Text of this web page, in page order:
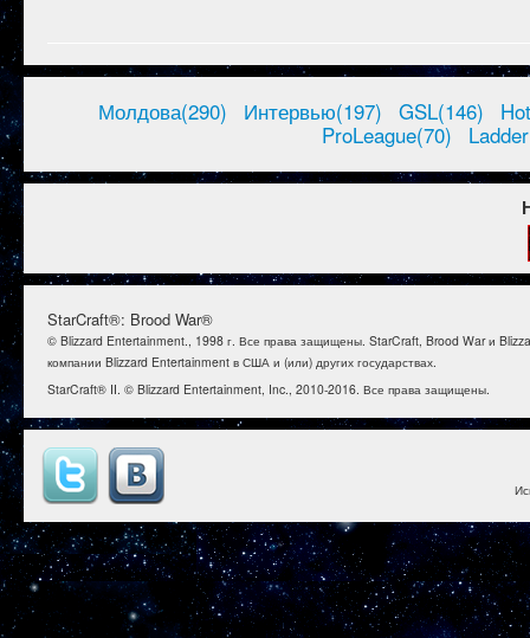
Молдова(290) Интервью(197) GSL(146)
ProLeague(70)
StarCraft®: Brood War®
© Blizzard Entertainment., 1998 г. Все права защищены. StarCraft, Brood War и
компании Blizzard Entertainment в США и (или) других государствах.
StarCraft® II. © Blizzard Entertainment, Inc., 2010-2016. Все права защищены.